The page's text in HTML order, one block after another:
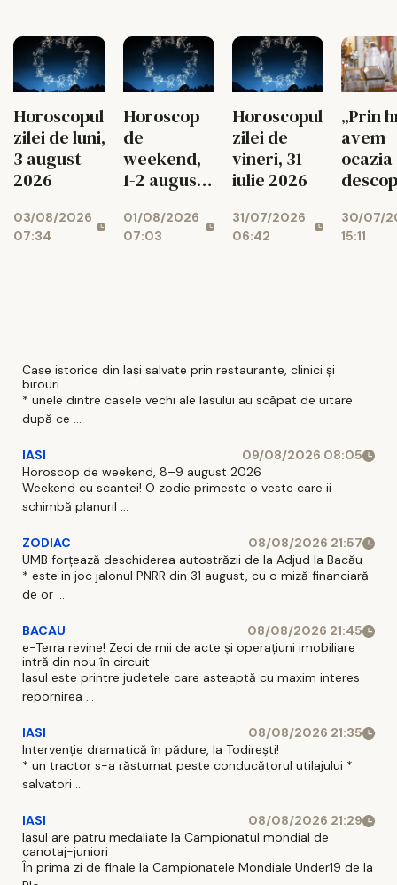
Horoscopul
zilei de luni,
3 august
2026
03/08/2026
07:34
Horoscop
de
weekend,
1-2 august
01/08/2026
07:03
Horoscopul
zilei de
vineri, 31
iulie 2026
31/07/2026
06:42
„Prin
avem
ocazia
Bunul
30/07/
15:11
Case istorice din Iași salvate prin restaurante, clinici și
birouri
* unele dintre casele vechi ale Iasului au scăpat de uitare
după ce ...
IASI
09/08/2026 08:05
Horoscop de weekend, 8–9 august 2026
Weekend cu scantei! O zodie primeste o veste care ii
schimbă planuril ...
ZODIAC
08/08/2026 21:57
UMB forțează deschiderea autostrăzii de la Adjud la Bacău
* este in joc jalonul PNRR din 31 august, cu o miză financiară
de or ...
BACAU
08/08/2026 21:45
e-Terra revine! Zeci de mii de acte și operațiuni imobiliare
intră din nou în circuit
Iasul este printre judetele care asteaptă cu maxim interes
repornirea ...
IASI
08/08/2026 21:35
Intervenție dramatică în pădure, la Todirești!
* un tractor s-a răsturnat peste conducătorul utilajului *
salvatori ...
IASI
08/08/2026 21:29
Iaşul are patru medaliate la Campionatul mondial de
canotaj-juniori
În prima zi de finale la Campionatele Mondiale Under19 de la